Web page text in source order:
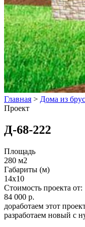
Главная > Дома из
Проект
Д-68-222
Площадь
280 м2
Габариты (м)
14x10
Стоимость проекта от:
84 000 р.
доработаем этот
разработаем новый с